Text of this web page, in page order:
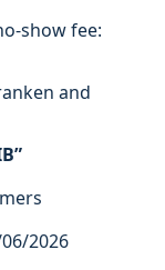
show fee:
and
2026